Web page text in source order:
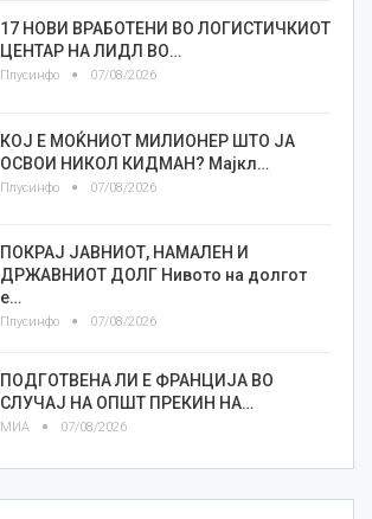
17 НОВИ ВРАБОТЕНИ ВО ЛОГИСТИЧКИОТ
ЦЕНТАР НА ЛИДЛ ВО…
Плусинфо 07/08/2026
КОЈ Е МОЌНИОТ МИЛИОНЕР ШТО ЈА
ОСВОИ НИКОЛ КИДМАН? Мајкл…
Плусинфо 07/08/2026
ПОКРАЈ ЈАВНИОТ, НАМАЛЕН И
ДРЖАВНИОТ ДОЛГ Нивото на долгот
е…
Плусинфо 07/08/2026
ПОДГОТВЕНА ЛИ Е ФРАНЦИЈА ВО
СЛУЧАЈ НА ОПШТ ПРЕКИН НА…
МИА 07/08/2026